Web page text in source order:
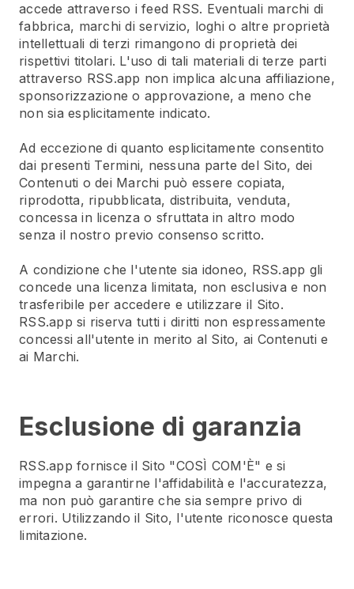
accede attraverso i feed RSS. Eventuali marchi di
fabbrica, marchi di servizio, loghi o altre proprietà
intellettuali di terzi rimangono di proprietà dei
rispettivi titolari. L'uso di tali materiali di terze parti
attraverso RSS.app non implica alcuna affiliazione,
sponsorizzazione o approvazione, a meno che
non sia esplicitamente indicato.
Ad eccezione di quanto esplicitamente consentito
dai presenti Termini, nessuna parte del Sito, dei
Contenuti o dei Marchi può essere copiata,
riprodotta, ripubblicata, distribuita, venduta,
concessa in licenza o sfruttata in altro modo
senza il nostro previo consenso scritto.
A condizione che l'utente sia idoneo, RSS.app gli
concede una licenza limitata, non esclusiva e non
trasferibile per accedere e utilizzare il Sito.
RSS.app si riserva tutti i diritti non espressamente
concessi all'utente in merito al Sito, ai Contenuti e
ai Marchi.
Esclusione di garanzia
RSS.app fornisce il Sito "COSÌ COM'È" e si
impegna a garantirne l'affidabilità e l'accuratezza,
ma non può garantire che sia sempre privo di
errori. Utilizzando il Sito, l'utente riconosce questa
limitazione.